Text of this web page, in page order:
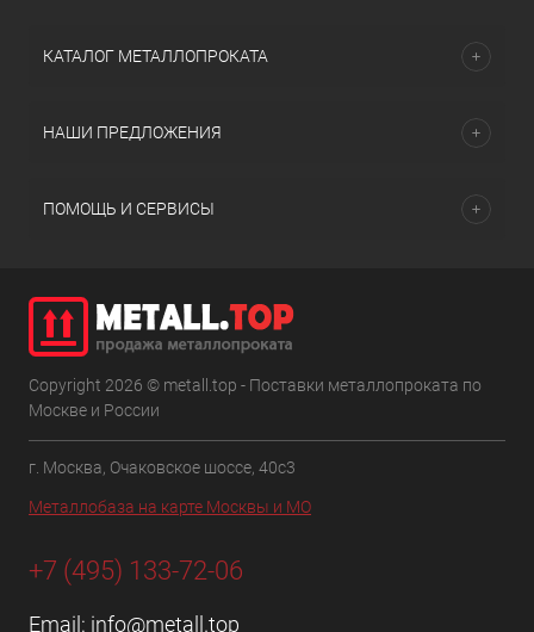
КАТАЛОГ МЕТАЛЛОПРОКАТА
НАШИ ПРЕДЛОЖЕНИЯ
ПОМОЩЬ И СЕРВИСЫ
Copyright 2026 © metall.top - Поставки металлопроката по
Москве и России
г. Москва, Очаковское шоссе, 40с3
Металлобаза на карте Москвы и МО
+7 (495) 133-72-06
Email: info@metall.top